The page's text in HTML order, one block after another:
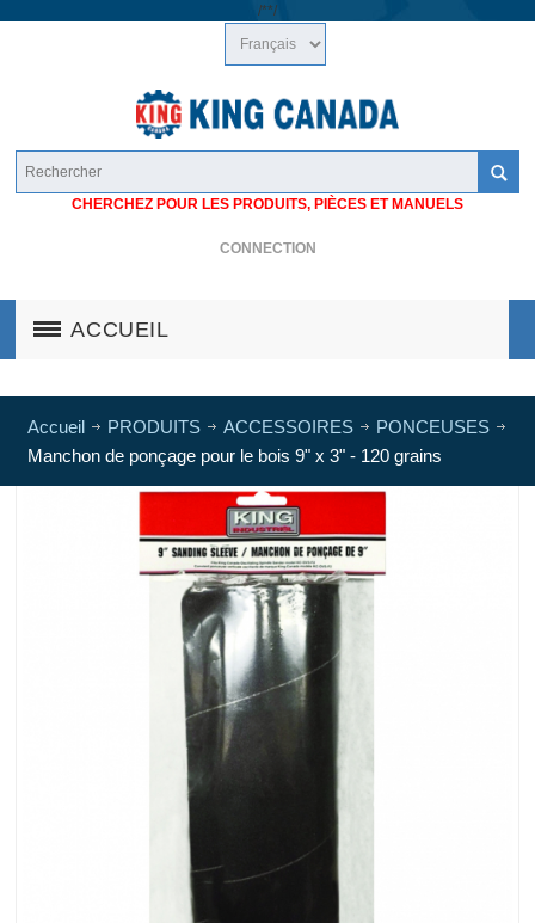
/**/
CHERCHEZ POUR LES PRODUITS, PIÈCES ET MANUELS
CONNECTION
ACCUEIL
Accueil PRODUITS ACCESSOIRES
PONCEUSES
Manchon de ponçage pour le bois 9" x 3" - 120 grains